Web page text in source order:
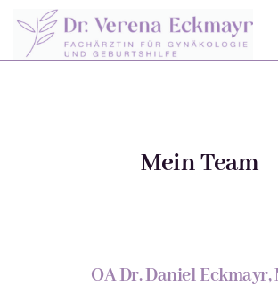
Mein Team
OA Dr. Daniel Eckmayr,